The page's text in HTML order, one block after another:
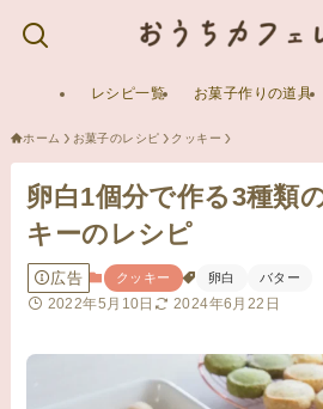
レシピ一覧 お菓子作りの道具
ホーム お菓子のレシピ クッキー
卵白1個分で作る3種類
キーのレシピ
広告 クッキー 卵白 バター
2022年5月10日 2024年6月22日